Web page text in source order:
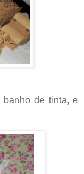
de tinta, e